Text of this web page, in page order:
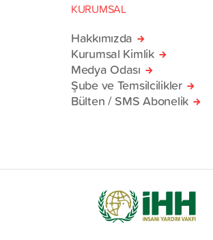
KURUMSAL
Hakkımızda
Kurumsal Kimlik
Medya Odası
Şube ve Temsilcilikler
Bülten / SMS Abonelik